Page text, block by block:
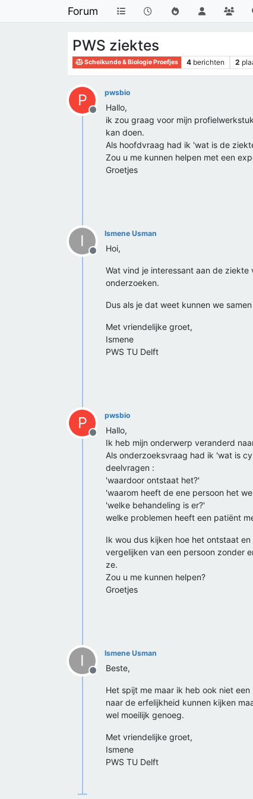
Forum
PWS ziektes
Scheikunde & Biologie Proefjes 4 berichten 2
P
Offline
pwsbio
Hallo,
ik zou graag voor mijn
kan doen.
Als hoofdvraag had ik 'wat is de
Zou u me kunnen helpen met een
Groetjes
I
Offline
Ismene Usman
Hoi,
Wat vind je interessant aan de
onderzoeken.
Dus als je dat weet kunnen we
Met vriendelijke groet,
Ismene
PWS TU Delft
P
Offline
pwsbio
Hallo,
Ik heb mijn onderwerp veranderd
Als onderzoeksvraag had ik 'wat is
deelvragen :
'waardoor ontstaat het?'
'waarom heeft de ene persoon het
'welke behandeling is er?'
welke problemen heeft een patiënt
Ik wou dus kijken hoe het ontstaat
vergelijken van een persoon zonder
ze.
Zou u me kunnen helpen?
Groetjes
I
Offline
Ismene Usman
Beste,
Het spijt me maar ik heb ook niet
naar de erfelijkheid kunnen kijken
wel moeilijk genoeg.
Met vriendelijke groet,
Ismene
PWS TU Delft